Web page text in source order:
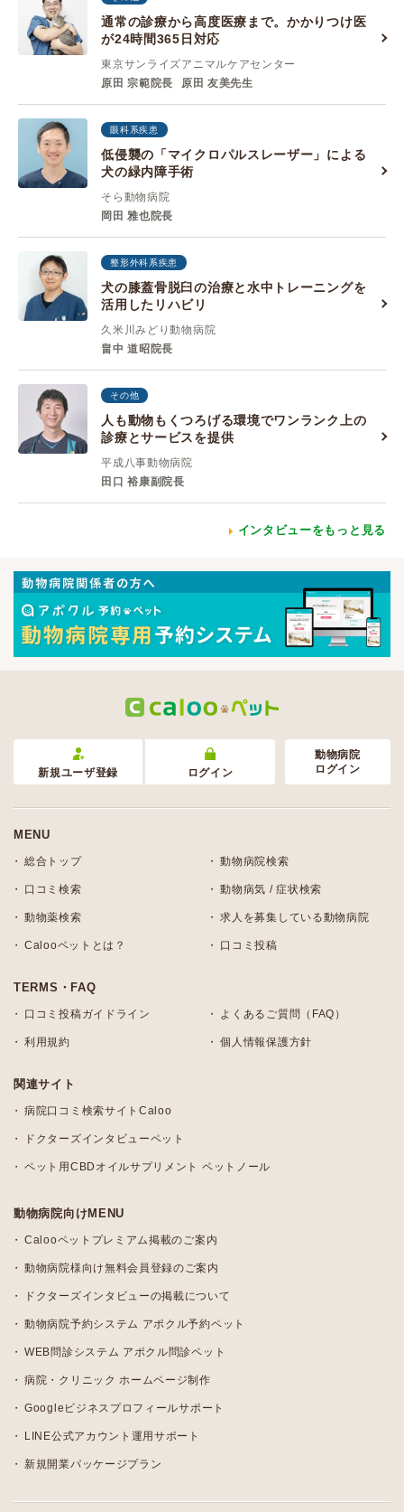
通常の診療から高度医療まで。かかりつけ医
が24時間365日対応
東京サンライズアニマルケアセンター
原田 宗範院長
原田 友美先生
眼科系疾患
低侵襲の「マイクロパルスレーザー」による
犬の緑内障手術
そら動物病院
岡田 雅也院長
整形外科系疾患
犬の膝蓋骨脱臼の治療と水中トレーニングを
活用したリハビリ
久米川みどり動物病院
畠中 道昭院長
その他
人も動物もくつろげる環境でワンランク上の
診療とサービスを提供
平成八事動物病院
田口 裕康副院長
インタビューをもっと見る
新規ユーザ登録 ログイン
動物病院
ログイン
MENU
総合トップ 動物病院検索
口コミ検索 動物病気 / 症状検索
動物薬検索 求人を募集している動物病院
Calooペットとは？ 口コミ投稿
TERMS・FAQ
口コミ投稿ガイドライン よくあるご質問（FAQ）
利用規約 個人情報保護方針
関連サイト
病院口コミ検索サイトCaloo
ドクターズインタビューペット
ペット用CBDオイルサプリメント ペットノール
動物病院向けMENU
Calooペットプレミアム掲載のご案内
動物病院様向け無料会員登録のご案内
ドクターズインタビューの掲載について
動物病院予約システム アポクル予約ペット
WEB問診システム アポクル問診ペット
病院・クリニック ホームページ制作
Googleビジネスプロフィールサポート
LINE公式アカウント運用サポート
新規開業パッケージプラン